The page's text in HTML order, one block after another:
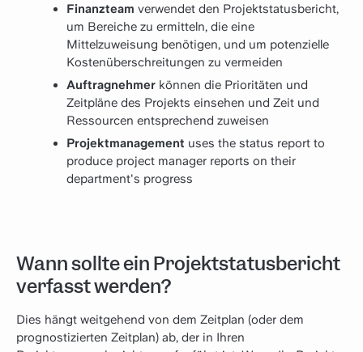
Finanzteam verwendet den Projektstatusbericht,
um Bereiche zu ermitteln, die eine
Mittelzuweisung benötigen, und um potenzielle
Kostenüberschreitungen zu vermeiden
Auftragnehmer können die Prioritäten und
Zeitpläne des Projekts einsehen und Zeit und
Ressourcen entsprechend zuweisen
Projektmanagement uses the status report to
produce project manager reports on their
department's progress
Wann sollte ein Projektstatusbericht
verfasst werden?
Dies hängt weitgehend von dem Zeitplan (oder dem
prognostizierten Zeitplan) ab, der in Ihren